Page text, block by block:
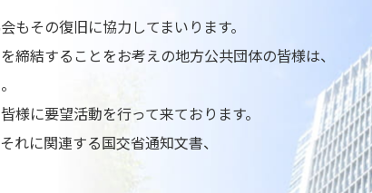
もその復旧に協力してまいります。
締結することをお考えの地方公共団体の皆様は、
様に要望活動を行って来ております。
れに関連する国交省通知文書、